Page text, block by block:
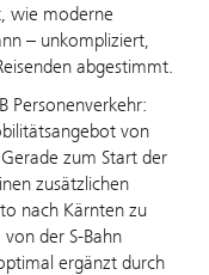
wie moderne
– unkompliziert,
abgestimmt.
Personenverkehr:
von
zum Start der
zusätzlichen
nach Kärnten zu
der S-Bahn
ergänzt durch